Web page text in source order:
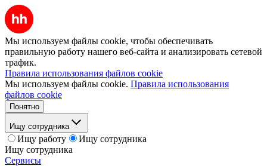
Мы используем файлы cookie, чтобы обеспечивать
правильную работу нашего веб-сайта и анализировать сетевой
трафик.
Правила использования файлов cookie
Мы используем файлы cookie. Правила использования
файлов cookie
Понятно
Ищу сотрудника
Ищу работу
Ищу сотрудника
Ищу сотрудника
Сервисы